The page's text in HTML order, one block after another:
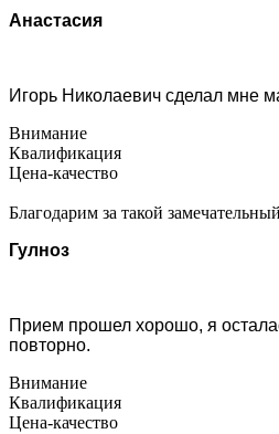
Анастасия
Игорь Николаевич сделал мне
Внимание
Квалификация
Цена-качество
Благодарим за такой
Гулноз
Прием прошел хорошо, я
повторно.
Внимание
Квалификация
Цена-качество